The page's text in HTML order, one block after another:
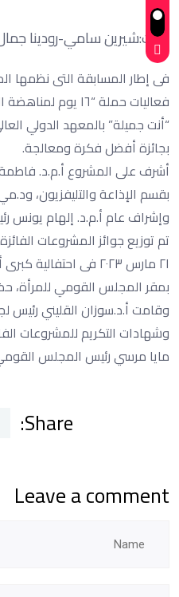
كتبت:شيرين سامي-رودينا
فى إطار المسابقة التى
فعاليات حملة “١٦
“أنت جميلة” بالمعهد الدولي
بجائزة أفضل فكرة ومعالجة.
أشرف على المشروع أ.م.د.
بقسم الإذاعة والتليفزيون،
وإشراف عام أ.م.د. إلهام يونس
تم توزيع جوائز المشروعات
٢١ مارس ٢٠٢٣ فى
بمقر المجلس القومي للمرأة،
وقامت أ.د.سوزان القليني رئيس
وشهادات التكريم للمشروعات
مايا مرسي رئيس المجلس
Share:
Leave a comment